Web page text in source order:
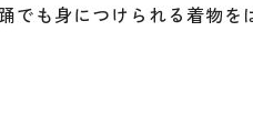
でも身につけられる着物